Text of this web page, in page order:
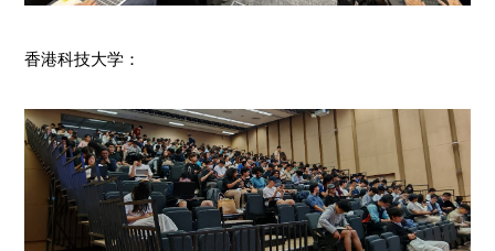
香港科技大学：